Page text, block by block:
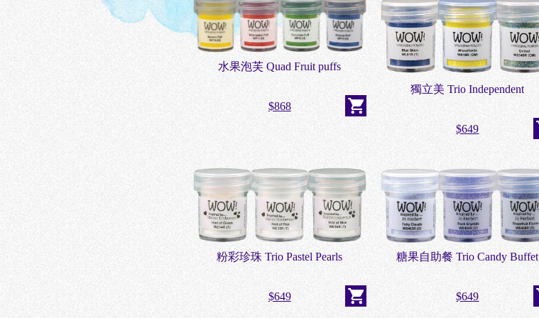
水果泡芙 Quad Fruit puffs
$868
獨立美 Trio Independent
$649
粉彩珍珠 Trio Pastel Pearls
$649
糖果自助餐 Trio Candy Buffet
$649